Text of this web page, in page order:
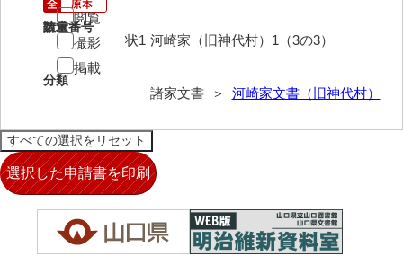
大中家文書（神奈川県）
大野毛利家文書
大村益次郎文書
岡家文書（福栄村）
岡家文書（周南市）
岡田家文書（徳地町）
岡田家文書（萩市）
請求番号
河崎家（旧神代村）1（3の3）
分類
諸家文書 ＞ 河崎家文書（旧神代村）
数量
状1
閲覧
撮影
掲載